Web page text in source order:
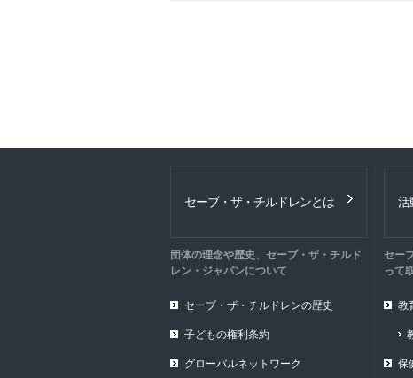
セーブ・ザ・チルドレンとは
団体の理念や歴史、セーブ・ザ・チルド
レン・ジャパンについて
セーブ・ザ・チルドレンの歴史
子どもの権利条約
グローバルネットワーク
活
セー
って
教
保